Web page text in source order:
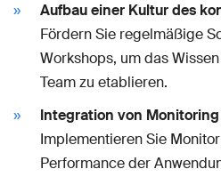
Aufbau einer Kultur des
Fördern Sie regelmäßige
Workshops, um das
Team zu etablieren.
Integration von
Implementieren Sie
Performance der